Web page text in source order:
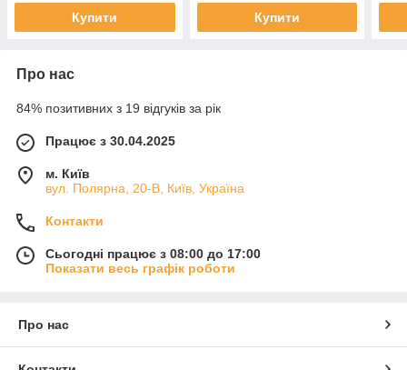
Купити Купити
Про нас
84% позитивних з 19 відгуків за рік
Працює з 30.04.2025
м. Київ
вул. Полярна, 20-В, Київ, Україна
Контакти
Сьогодні працює з 08:00 до 17:00
Показати весь графік роботи
Про нас